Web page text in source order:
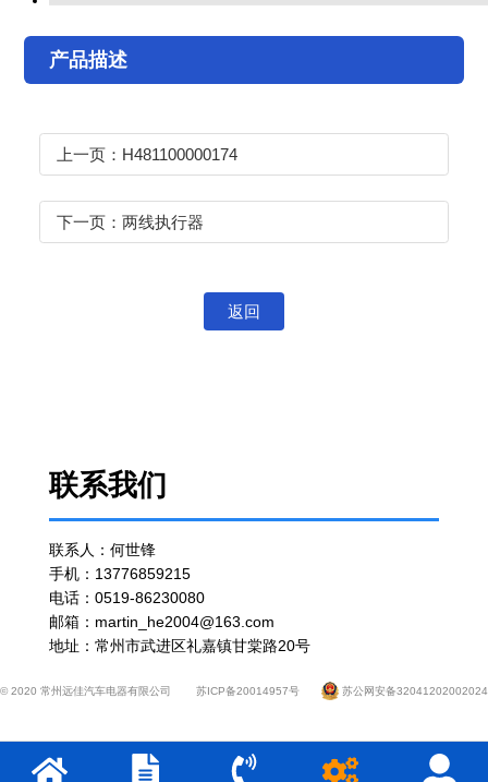
产品描述
上一页：H481100000174
下一页：两线执行器
返回
联系我们
联系人：何世锋
手机：13776859215
电话：0519-86230080
邮箱：martin_he2004@163.com
地址：常州市武进区礼嘉镇甘棠路20号
© 2020 常州远佳汽车电器有限公司 苏ICP备20014957号 苏公网安备32041202002024